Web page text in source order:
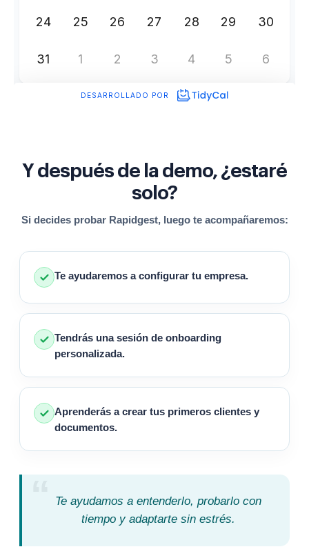
Y después de la demo, ¿estaré
solo?
Si decides probar Rapidgest, luego te acompañaremos:
Te ayudaremos a configurar tu empresa.
Tendrás una sesión de onboarding
personalizada.
Aprenderás a crear tus primeros clientes y
documentos.
Te ayudamos a entenderlo, probarlo con
tiempo y adaptarte sin estrés.